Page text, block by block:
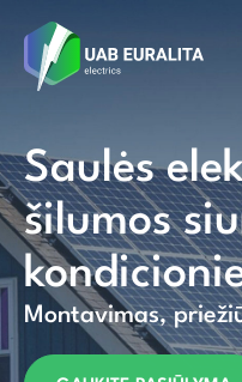
Saulės
šilumos
Montavimas,